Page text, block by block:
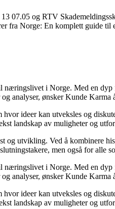
07.05 og RTV
fra Norge: En komplett guide til
i Norge. Med en
analyser, ønsker Kunde
ideer kan utveksles og
landskap av muligheter og
utvikling. Ved å kombinere
men også for alle
i Norge. Med en
analyser, ønsker Kunde
ideer kan utveksles og
landskap av muligheter og